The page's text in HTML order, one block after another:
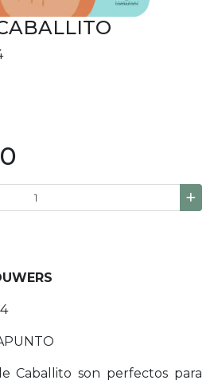
Caballito son perfectos para